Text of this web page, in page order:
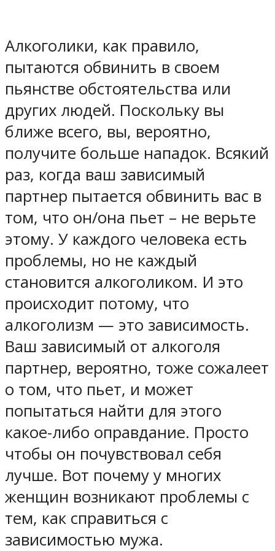
Алкоголики, как правило,
пытаются обвинить в своем
пьянстве обстоятельства или
других людей. Поскольку вы
ближе всего, вы, вероятно,
получите больше нападок. Всякий
раз, когда ваш зависимый
партнер пытается обвинить вас в
том, что он/она пьет – не верьте
этому. У каждого человека есть
проблемы, но не каждый
становится алкоголиком. И это
происходит потому, что
алкоголизм — это зависимость.
Ваш зависимый от алкоголя
партнер, вероятно, тоже сожалеет
о том, что пьет, и может
попытаться найти для этого
какое-либо оправдание. Просто
чтобы он почувствовал себя
лучше. Вот почему у многих
женщин возникают проблемы с
тем, как справиться с
зависимостью мужа.